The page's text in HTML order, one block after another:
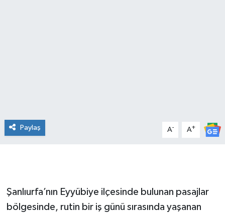
Paylaş A- A+
Şanlıurfa’nın Eyyübiye ilçesinde bulunan pasajlar
bölgesinde, rutin bir iş günü sırasında yaşanan